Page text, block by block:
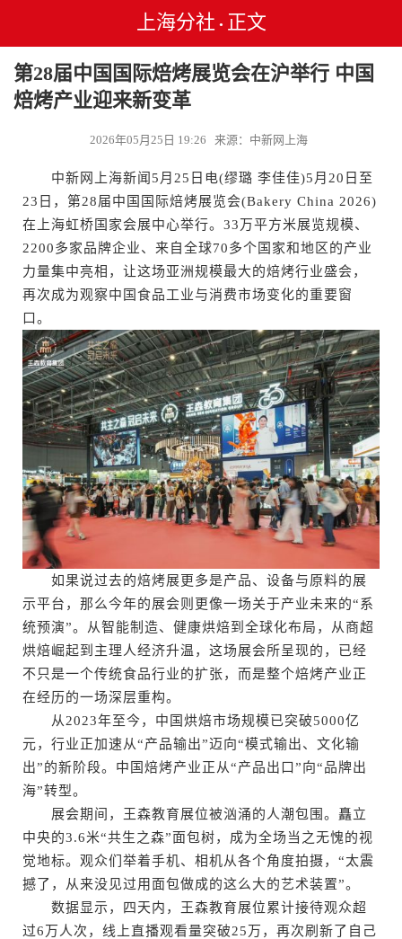
上海分社 • 正文
第28届中国国际焙烤展览会在沪举行 中国
焙烤产业迎来新变革
2026年05月25日 19:26 来源：中新网上海
中新网上海新闻5月25日电(缪璐 李佳佳)5月20日至
23日，第28届中国国际焙烤展览会(Bakery China 2026)
在上海虹桥国家会展中心举行。33万平方米展览规模、
2200多家品牌企业、来自全球70多个国家和地区的产业
力量集中亮相，让这场亚洲规模最大的焙烤行业盛会，
再次成为观察中国食品工业与消费市场变化的重要窗
口。
如果说过去的焙烤展更多是产品、设备与原料的展
示平台，那么今年的展会则更像一场关于产业未来的“系
统预演”。从智能制造、健康烘焙到全球化布局，从商超
烘焙崛起到主理人经济升温，这场展会所呈现的，已经
不只是一个传统食品行业的扩张，而是整个焙烤产业正
在经历的一场深层重构。
从2023年至今，中国烘焙市场规模已突破5000亿
元，行业正加速从“产品输出”迈向“模式输出、文化输
出”的新阶段。中国焙烤产业正从“产品出口”向“品牌出
海”转型。
展会期间，王森教育展位被汹涌的人潮包围。矗立
中央的3.6米“共生之森”面包树，成为全场当之无愧的视
觉地标。观众们举着手机、相机从各个角度拍摄，“太震
撼了，从来没见过用面包做成的这么大的艺术装置”。
数据显示，四天内，王森教育展位累计接待观众超
过6万人次，线上直播观看量突破25万，再次刷新了自己